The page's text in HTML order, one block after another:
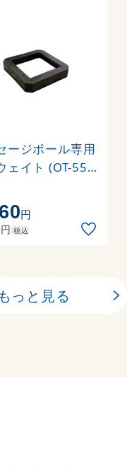
ージポール専用
ェイト (OT-550-
円
円 税込
っと見る